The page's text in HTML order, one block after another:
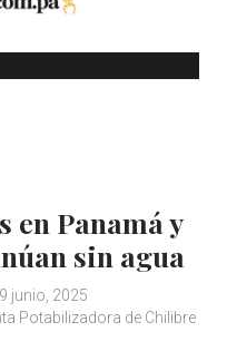
en Panamá y
sin agua
9 junio, 2025
Potabilizadora de Chilibre